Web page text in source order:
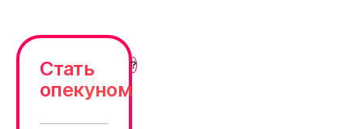
Стать
опекуном